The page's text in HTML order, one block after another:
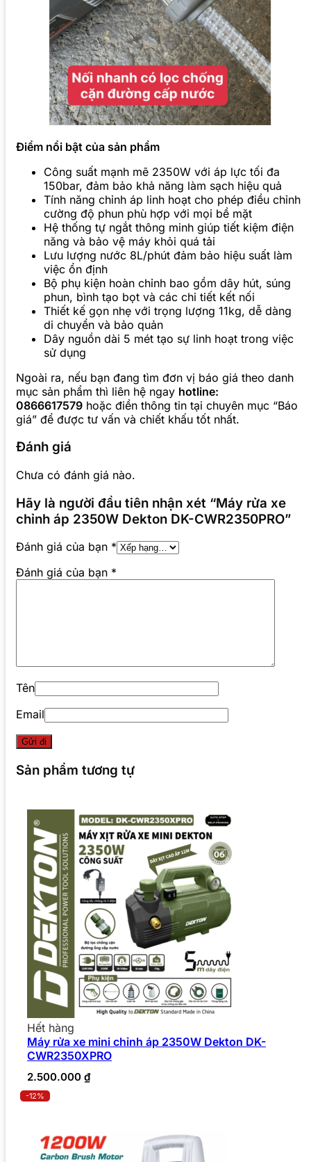
Điểm nổi bật của sản phẩm
Công suất mạnh mẽ 2350W với áp lực tối đa
150bar, đảm bảo khả năng làm sạch hiệu quả
Tính năng chỉnh áp linh hoạt cho phép điều chỉnh
cường độ phun phù hợp với mọi bề mặt
Hệ thống tự ngắt thông minh giúp tiết kiệm điện
năng và bảo vệ máy khỏi quá tải
Lưu lượng nước 8L/phút đảm bảo hiệu suất làm
việc ổn định
Bộ phụ kiện hoàn chỉnh bao gồm dây hút, súng
phun, bình tạo bọt và các chi tiết kết nối
Thiết kế gọn nhẹ với trọng lượng 11kg, dễ dàng
di chuyển và bảo quản
Dây nguồn dài 5 mét tạo sự linh hoạt trong việc
sử dụng
Ngoài ra, nếu bạn đang tìm đơn vị báo giá theo danh
mục sản phẩm thì liên hệ ngay hotline:
0866617579 hoặc điền thông tin tại chuyên mục “Báo
giá” để được tư vấn và chiết khấu tốt nhất.
Đánh giá
Chưa có đánh giá nào.
Hãy là người đầu tiên nhận xét “Máy rửa xe
chỉnh áp 2350W Dekton DK-CWR2350PRO”
Đánh giá của bạn *
Đánh giá của bạn *
Tên
Email
Sản phẩm tương tự
Hết hàng
Máy rửa xe mini chỉnh áp 2350W Dekton DK-
CWR2350XPRO
2.500.000 ₫
-12%